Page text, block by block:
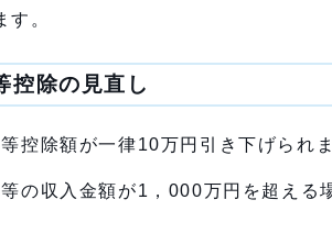
す。
控除の見直し
控除額が一律10万円引き下げられま
の収入金額が1，000万円を超える